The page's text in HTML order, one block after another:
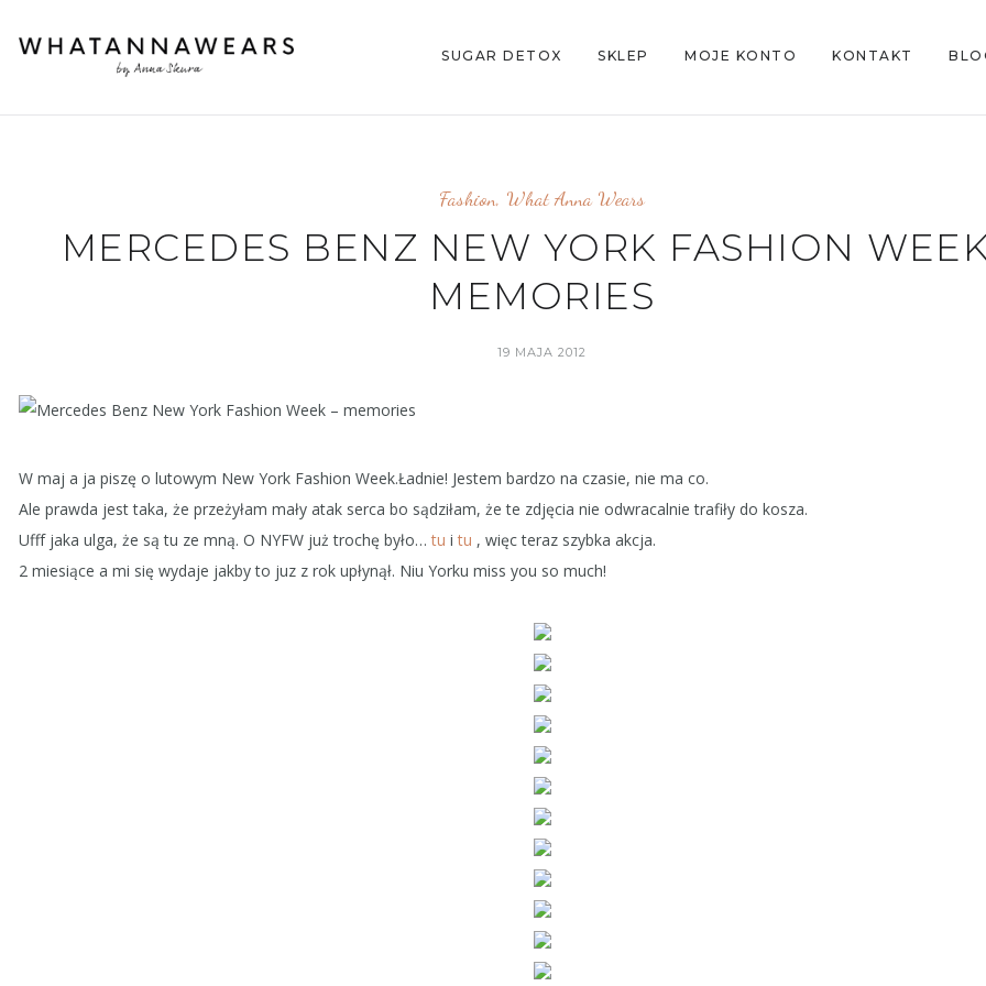
SUGAR DETOX SKLEP MOJE KONTO KONTAKT
Fashion, What Anna Wears
MERCEDES BENZ NEW YORK FASHION
MEMORIES
19 MAJA 2012
W maj a ja piszę o lutowym New York Fashion Week.Ładnie! Jestem bardzo na czasie, nie ma co.
Ale prawda jest taka, że przeżyłam mały atak serca bo sądziłam, że te zdjęcia nie odwracalnie trafiły do kosza.
Ufff jaka ulga, że są tu ze mną. O NYFW już trochę było…tu i tu , więc teraz szybka akcja.
2 miesiące a mi się wydaje jakby to juz z rok upłynął. Niu Yorku miss you so much!